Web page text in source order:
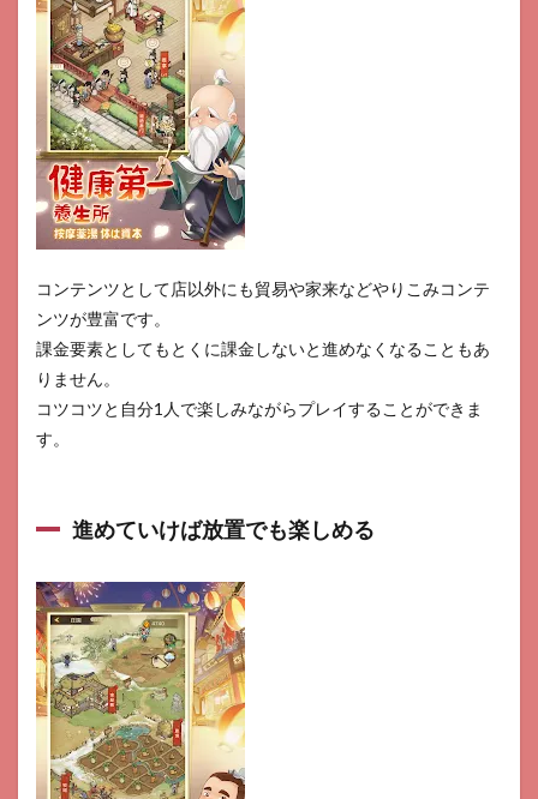
コンテンツとして店以外にも貿易や家来などやりこみコンテ
ンツが豊富です。
課金要素としてもとくに課金しないと進めなくなることもあ
りません。
コツコツと自分1人で楽しみながらプレイすることができま
す。
進めていけば放置でも楽しめる